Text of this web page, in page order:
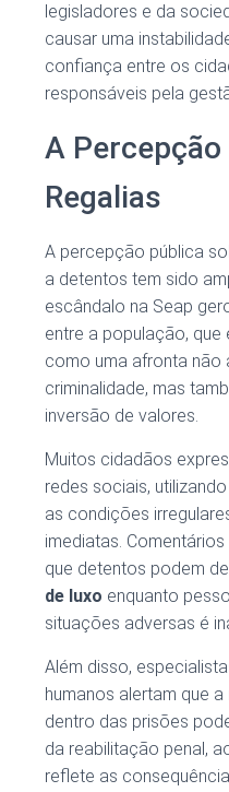
legisladores e da
causar uma
confiança entre os
responsáveis pela
A
Regalias
A percepção pública
a detentos tem sido
escândalo na Seap
entre a população, que
como uma afronta não
criminalidade, mas
inversão de valores.
Muitos cidadãos
redes sociais,
as condições
imediatas.
que detentos podem
de luxo enquanto
situações adversas é
Além disso,
humanos alertam que
dentro das prisões
da reabilitação penal,
reflete as